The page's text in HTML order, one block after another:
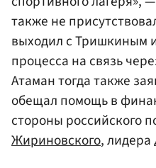
также не
выходил с Тришкиным
процесса на связь
Атаман тогда также
обещал помощь в
стороны российского
Жириновского, лидера